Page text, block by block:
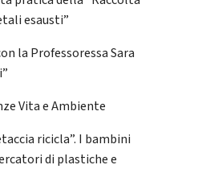
esausti”
la Professoressa Sara
Vita e Ambiente
ricicla”. I bambini
di plastiche e